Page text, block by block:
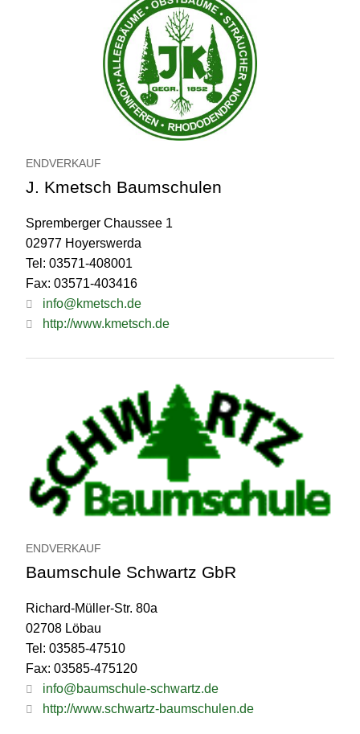
ENDVERKAUF
J. Kmetsch Baumschulen
Spremberger Chaussee 1
02977 Hoyerswerda
Tel: 03571-408001
Fax: 03571-403416
info@kmetsch.de
http://www.kmetsch.de
ENDVERKAUF
Baumschule Schwartz GbR
Richard-Müller-Str. 80a
02708 Löbau
Tel: 03585-47510
Fax: 03585-475120
info@baumschule-schwartz.de
http://www.schwartz-baumschulen.de